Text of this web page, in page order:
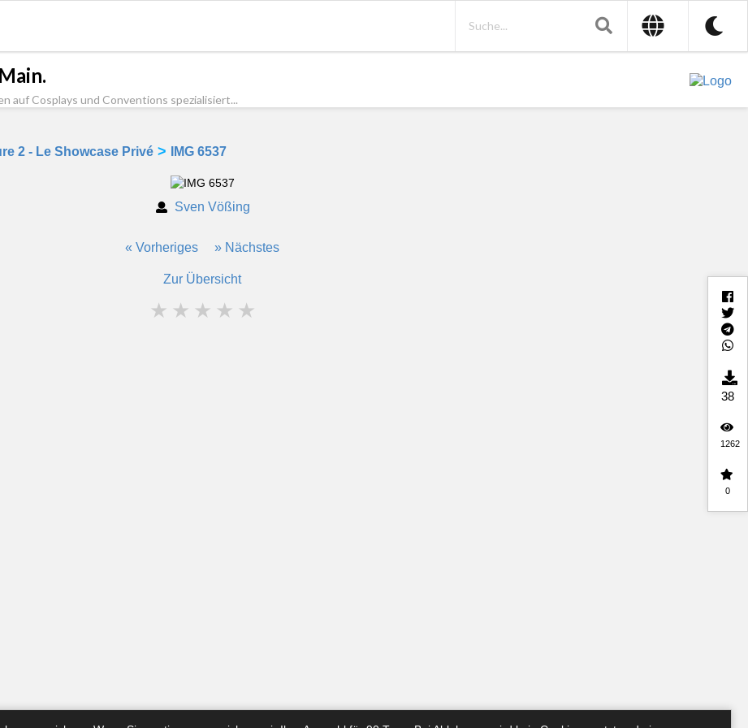
auf Cosplays und Conventions spezialisiert...
2 - Le Showcase Privé > IMG 6537
Sven Vößing
« Vorheriges » Nächstes
Zur Übersicht
★ ★ ★ ★ ★
38
1262
0